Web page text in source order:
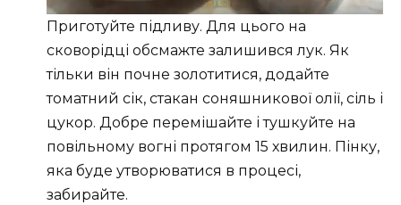
Приготуйте підливу. Для цього на
сковорідці обсмажте залишився лук. Як
тільки він почне золотитися, додайте
томатний сік, стакан соняшникової олії, сіль і
цукор. Добре перемішайте і тушкуйте на
повільному вогні протягом 15 хвилин. Пінку,
яка буде утворюватися в процесі,
забирайте.